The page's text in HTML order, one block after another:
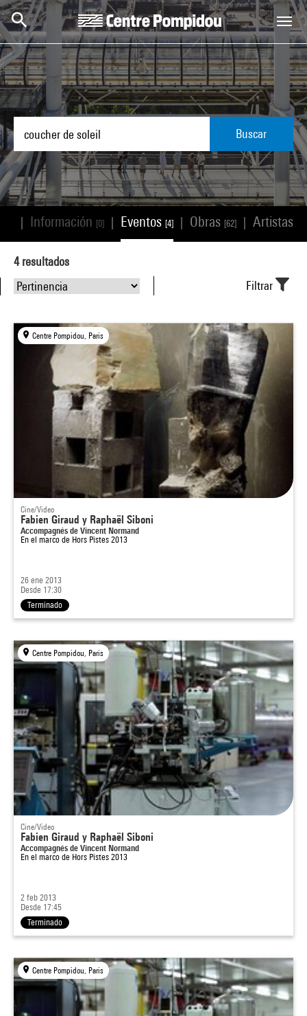
Skip to main content
Centre Pompidou
Buscar
Información [0] Eventos [4] Obras [62] Artistas/
4resultados
Filtrar
Centre Pompidou, Paris
Cine/Video
Fabien Giraud y Raphaël Siboni
Accompagnés de Vincent Normand
En el marco de Hors Pistes 2013
26 ene 2013
Desde 17:30
Terminado
Centre Pompidou, Paris
Cine/Video
Fabien Giraud y Raphaël Siboni
Accompagnés de Vincent Normand
En el marco de Hors Pistes 2013
2 feb 2013
Desde 17:45
Terminado
Centre Pompidou, Paris